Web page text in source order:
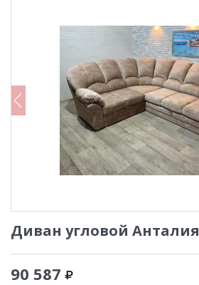
Диван угловой Анталия
90 587